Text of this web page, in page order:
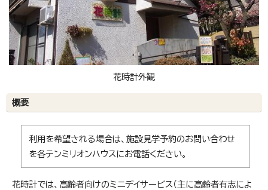
花時計外観
概要
利用を希望される場合は、施設見学予約のお問い合わせ
を各テンミリオンハウスにお電話ください。
花時計では、高齢者向けのミニデイサービス（主に高齢者有志によ